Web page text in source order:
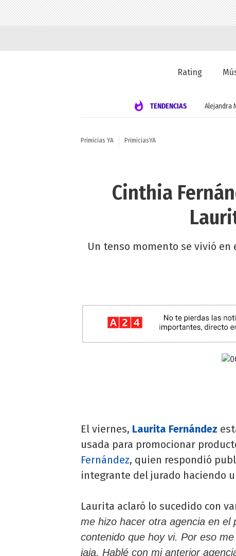
Rating
TENDENCIAS Alejandra
Primicias YA PrimiciasYA
Cinthia
Un tenso momento se vivió en
El viernes, Laurita Fernández
usada para promocionar
Fernández, quien respondió
integrante del jurado haciendo
Laurita aclaró lo sucedido con
me hizo hacer otra agencia en
contenido que hoy vi. Por eso
jaja. Hablé con mi anterior